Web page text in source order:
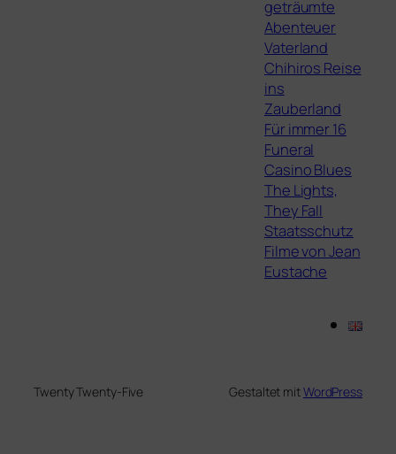
geträumte
Abenteuer
Vaterland
Chihiros Reise
ins
Zauberland
Für immer 16
Funeral
Casino Blues
The Lights,
They Fall
Staatsschutz
Filme von Jean
Eustache
Twenty Twenty-Five Gestaltet mitWordPress